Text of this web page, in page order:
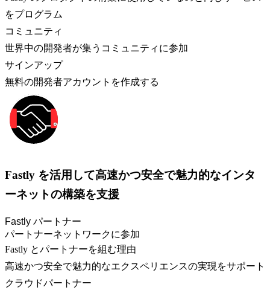
をプログラム
コミュニティ
世界中の開発者が集うコミュニティに参加
サインアップ
無料の開発者アカウントを作成する
Fastly を活用して高速かつ安全で魅力的なインタ
ーネットの構築を支援
Fastly パートナー
パートナーネットワークに参加
Fastly とパートナーを組む理由
高速かつ安全で魅力的なエクスペリエンスの実現をサポート
クラウドパートナー